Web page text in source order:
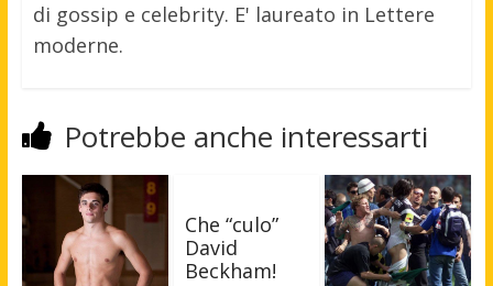
di gossip e celebrity. E' laureato in Lettere
moderne.
Potrebbe anche interessarti
Che “culo”
David
Beckham!